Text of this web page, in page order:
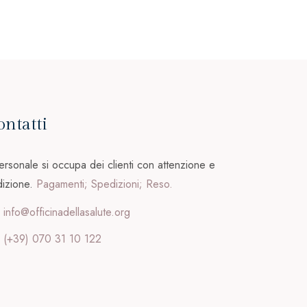
si occupa dei clienti con attenzione e
Pagamenti; Spedizioni; Reso.
info@officinadellasalute.org
(+39) 070 31 10 122